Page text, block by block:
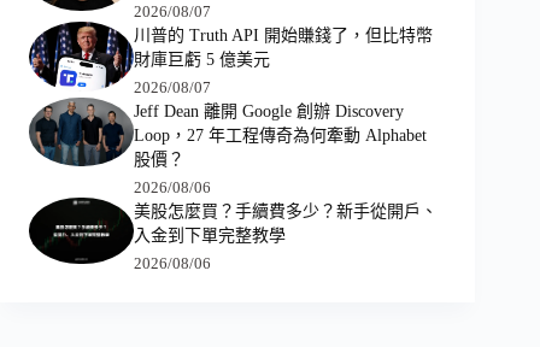
2026/08/07
川普的 Truth API 開始賺錢了，但比特幣
財庫巨虧 5 億美元
2026/08/07
Jeff Dean 離開 Google 創辦 Discovery
Loop，27 年工程傳奇為何牽動 Alphabet
股價？
2026/08/06
美股怎麼買？手續費多少？新手從開戶、
入金到下單完整教學
2026/08/06